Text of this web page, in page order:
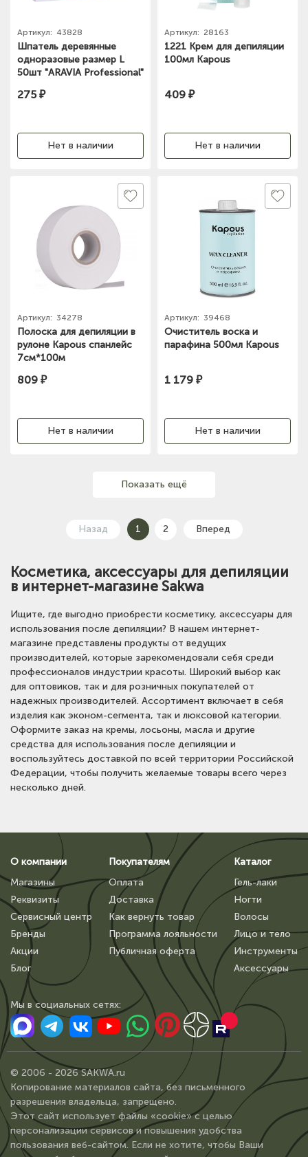
Артикул: 43828
Шпатель деревянные
одноразовые размер L
50шт "ARAVIA Professional"
275 ₽
Нет в наличии
Артикул: 28163
1221 Крем для депиляции
100мл Kapous
409 ₽
Нет в наличии
Артикул: 34278
Полоска для депиляции в
рулоне Kapous спанлейс
7см*100м
809 ₽
Нет в наличии
Артикул: 39468
Очиститель воска и
парафина 500мл Kapous
1 179 ₽
Нет в наличии
Показать ещё
Назад 1 2 Вперед
Косметика, аксессуары для депиляции
в интернет-магазине Sakwa
Ищите, где выгодно приобрести косметику, аксессуары для
использования после депиляции? В нашем интернет-
магазине представлены продукты от ведущих
производителей, которые зарекомендовали себя среди
профессионалов индустрии красоты. Широкий выбор как
для оптовиков, так и для розничных покупателей от
надежных производителей. Ассортимент включает в себя
изделия как эконом-сегмента, так и люксовой категории.
Оформите заказ на кремы, лосьоны, масла и другие
средства для использования после депиляции и
воспользуйтесь доставкой по всей территории Российской
Федерации, чтобы получить желаемые товары всего через
несколько дней.
О компании
Магазины
Реквизиты
Сервисный центр
Бренды
Акции
Блог
Покупателям
Оплата
Доставка
Как вернуть товар
Программа лояльности
Публичная оферта
Каталог
Гель-лаки
Ногти
Волосы
Лицо и тело
Инструменты
Аксессуары
Мы в сoциальных сетях:
© 2006 - 2026 SAKWA.ru
Копирование материалов сайта, без письменного
разрешения владельца, запрещено.
Этот сайт использует файлы «cookie» с целью
персонализации сервисов и повышения удобства
пользования веб-сайтом. Если не хотите, чтобы Ваши